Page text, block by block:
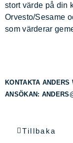
stort värde på din
Orvesto/Sesame
som värderar
KONTAKTA ANDERS
ANSÖKAN:
Tillbaka